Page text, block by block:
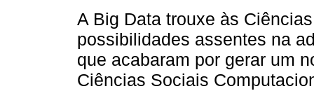
A Big Data trouxe às
possibilidades assentes na
que acabaram por gerar um
Ciências Sociais